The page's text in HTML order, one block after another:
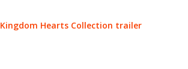
Kingdom Hearts Collection trailer